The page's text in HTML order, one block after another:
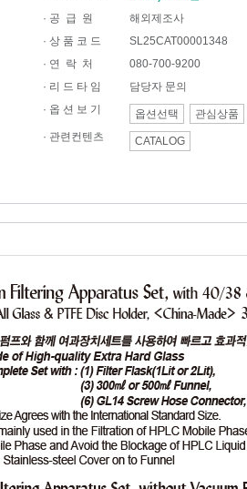
· 공 급 원
해외제조사
· 상 품 코 드
SL25CAT00001348
· 연 락 처
080-700-9200
· 리 드 타 임
담당자 문의
· 옵 션 보 기
옵션선택
관심상품
· 관련컨텐츠 CATALOG